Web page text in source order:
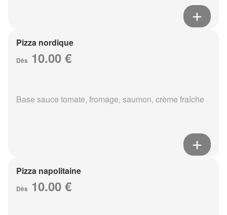
Pizza nordique
Dès 10.00 €
Base sauce tomate, fromage, saumon, crème fraîche
Pizza napolitaine
Dès 10.00 €